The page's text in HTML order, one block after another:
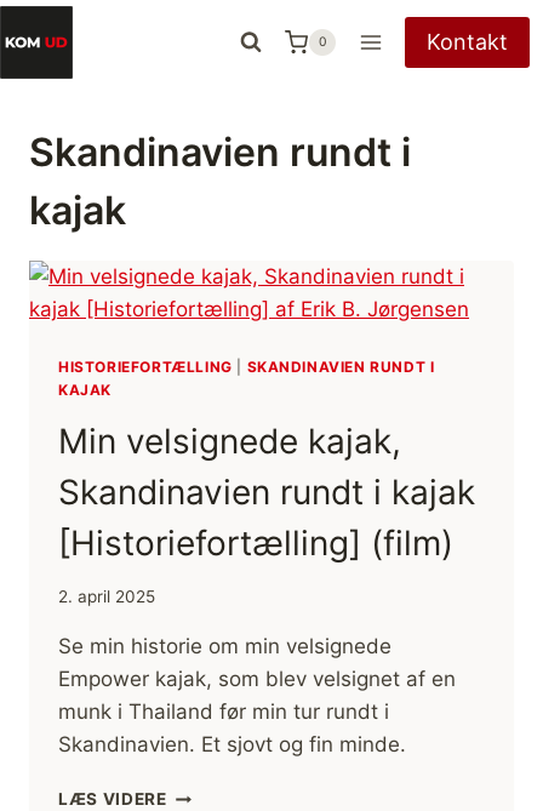
Fortsæt
til
indhold
0 Kontakt
Skandinavien rundt i
kajak
HISTORIEFORTÆLLING
SKANDINAVIEN RUNDT I
KAJAK
Min velsignede kajak,
Skandinavien rundt i kajak
[Historiefortælling] (film)
2. april 2025
Se min historie om min velsignede
Empower kajak, som blev velsignet af en
munk i Thailand før min tur rundt i
Skandinavien. Et sjovt og fin minde.
LÆS VIDEREMIN